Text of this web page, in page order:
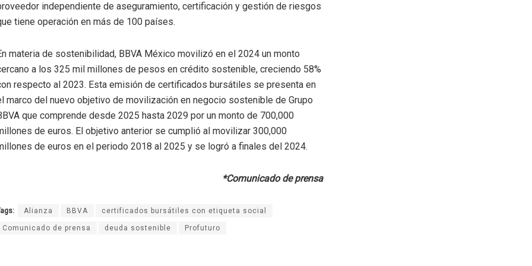
independiente de aseguramiento, certificación y gestión de riesgos
tiene operación en más de 100 países.
materia de sostenibilidad, BBVA México movilizó en el 2024 un monto
a los 325 mil millones de pesos en crédito sostenible, creciendo 58%
respecto al 2023. Esta emisión de certificados bursátiles se presenta en
marco del nuevo objetivo de movilización en negocio sostenible de Grupo
que comprende desde 2025 hasta 2029 por un monto de 700,000
de euros. El objetivo anterior se cumplió al movilizar 300,000
de euros en el periodo 2018 al 2025 y se logró a finales del 2024.
*Comunicado de prensa
Alianza BBVA certificados bursátiles con etiqueta social
Comunicado de prensa deuda sostenible Profuturo